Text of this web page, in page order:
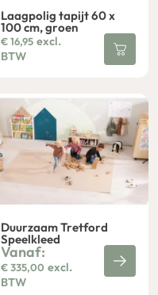
Laagpolig tapijt 60 x
100 cm, groen
€16,95 excl.
BTW
Duurzaam Tretford
Speelkleed
Vanaf:
€335,00 excl.
BTW